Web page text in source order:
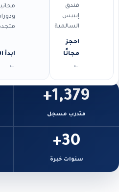
فندق
إيبيس
السالمية
احجز
مجانًا
←
ابدأ
←
1,379+
متدرب مسجل
30+
سنوات خبرة